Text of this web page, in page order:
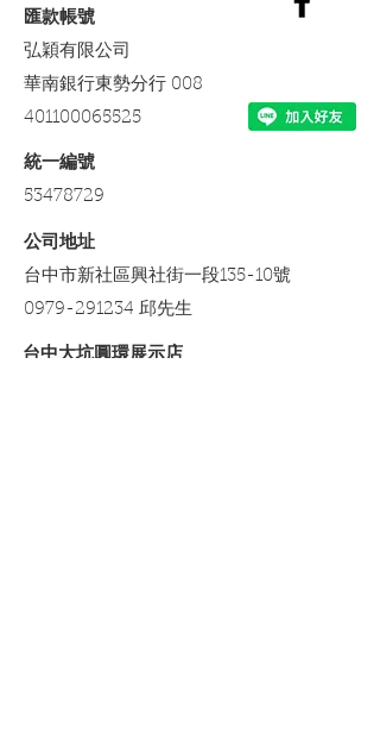
組裝後請將桌腳固定橫樑，橫樑固
定側板，側板鎖定桌板處螺絲拍
照，以證DIY工序正確，回傳我司附
上個人資料，我們將在一星期內寄
送保固卡給您。
機)、地址、E-MAIL
定期檢查所有配件組裝是否牢固，
如有必要，重新鎖緊。
●硬體不相容: 如電器特性衝突，使
用期望，運轉音頻，速度，舒適
度，發熱度等非功能故障因素。
●不可抗拒之天災人禍:如雷擊、地
震、水災、火災。
匯豐, 星展, 新光, 合庫, 彰銀, 一銀, 元
大, 陽信, 台灣企銀, 華泰, 三信商銀
​匯款帳號
弘穎有限公司
​華南銀行東勢分行 008
401100065525
​統一編號
53478729
​公司地址
台中市新社區興社街一段135-10號
0979-291234 邱先生
台中大坑圓環展示店